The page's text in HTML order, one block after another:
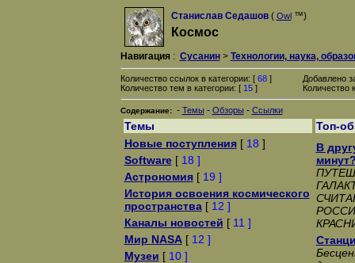
Станислав Седашов( Owl™)
Космос
Навигация: Сусанин> Технологии, наука,
Количество ссылок в категории: [ 68]
Количество тем в категории: [ 15]
Добавлено
Количество
Содержание: - Темы - Обзоры - Ссылки
Темы
Топ-
Новые поступления[ 18 ]
Software[ 18 ]
Астрономия[ 19 ]
История освоения космического
пространства[ 12 ]
Каналы новостей [ 11 ]
Мир NASA[ 12 ]
Музеи [ 10 ]
В